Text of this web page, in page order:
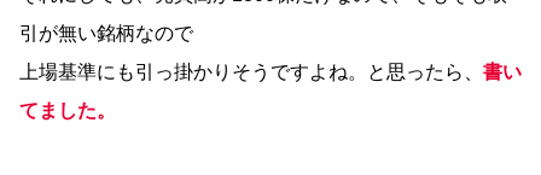
引が無い銘柄なので
上場基準にも引っ掛かりそうですよね。と思ったら、 書い
てました。